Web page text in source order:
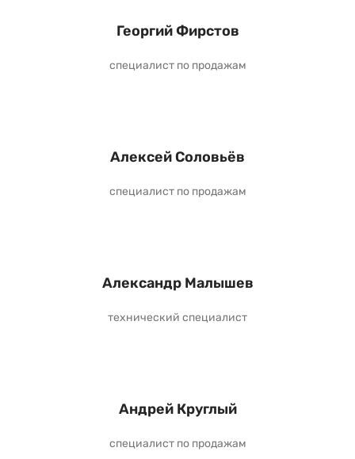
Георгий Фирстов
специалист по продажам
Алексей Соловьёв
специалист по продажам
Александр Малышев
технический специалист
Андрей Круглый
специалист по продажам